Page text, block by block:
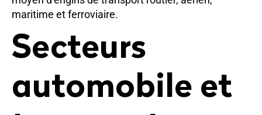
maritime et ferroviaire.
Secteurs
automobile et